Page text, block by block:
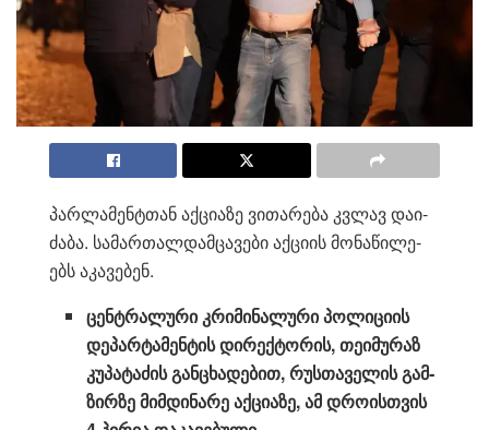
პარ­ლა­მენ­ტთან აქ­ცი­ა­ზე ვი­თა­რე­ბა კვლავ და­ი­
ძა­ბა. სა­მარ­თალ­დამ­ცა­ვე­ბი აქ­ცი­ის მო­ნა­წი­ლე­
ებს აკა­ვე­ბენ.
ცენ­ტრა­ლუ­რი კრი­მი­ნა­ლუ­რი პო­ლი­ცი­ის
დე­პარ­ტა­მენ­ტის დი­რექ­ტო­რის, თე­ი­მუ­რაზ
კუ­პა­ტა­ძის გან­ცხა­დე­ბით, რუს­თა­ვე­ლის გამ­
ზირ­ზე მიმ­დი­ნა­რე აქ­ცი­ა­ზე, ამ დრო­ის­თვის